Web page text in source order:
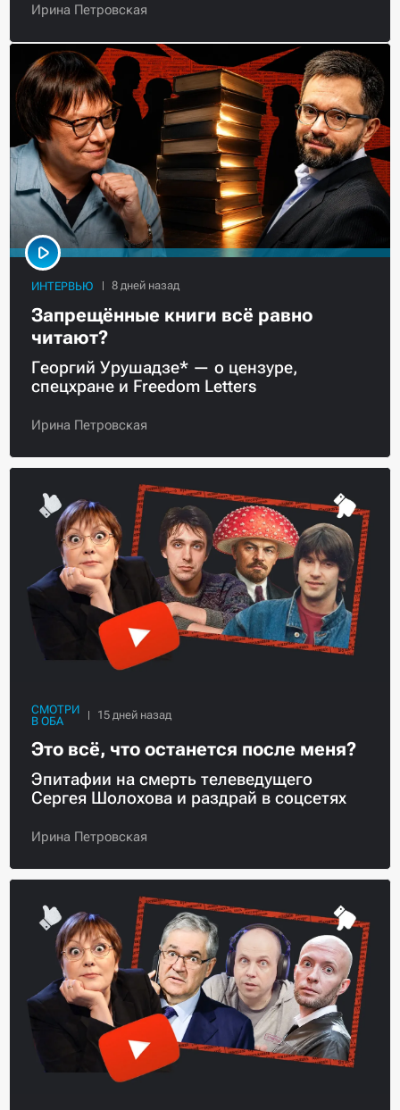
Ирина Петровская
ИНТЕРВЬЮ
Запрещённые книги всё равно
читают?
Георгий Урушадзе* — о цензуре,
спецхране и Freedom Letters
Ирина Петровская
СМОТРИ
В ОБА
Это всё, что останется после меня?
Эпитафии на смерть телеведущего
Сергея Шолохова и раздрай в соцсетях
Ирина Петровская